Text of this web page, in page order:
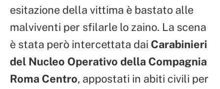
esitazione della vittima è bastato alle
malviventi per sfilarle lo zaino. La scena
è stata però intercettata dai Carabinieri
del Nucleo Operativo della Compagnia
Roma Centro, appostati in abiti civili per